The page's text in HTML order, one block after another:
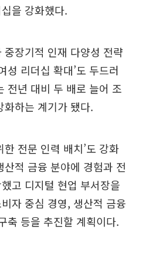
을 강화했다.
장기적 인재 다양성 전략
성 리더십 확대’도 두드러
전년 대비 두 배로 늘어 조
하는 계기가 됐다.
전문 인력 배치’도 강화
적 금융 분야에 경험과 전
고 디지털 현업 부서장을
자 중심 경영, 생산적 금융
축 등을 추진할 계획이다.